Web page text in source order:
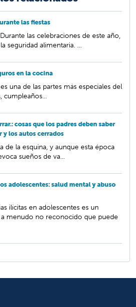
las fiestas
las celebraciones de este año,
seguridad alimentaria. ...
en la cocina
una de las partes más especiales del
cumpleaños...
cosas que los padres deben saber
y los autos cerrados
de la esquina, y aunque esta época
sueños de va...
adolescentes: salud mental y abuso
ilícitas en adolescentes es un
menudo no reconocido que puede